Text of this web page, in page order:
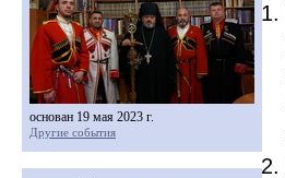
основан 19 мая 2023 г.
Другие события